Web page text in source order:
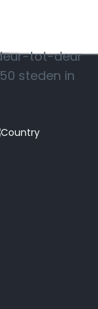
tot-deur
steden in